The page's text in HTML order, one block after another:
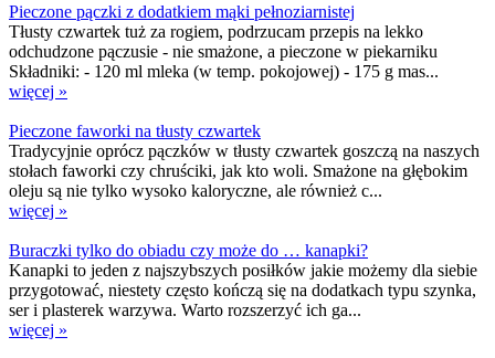
Pieczone pączki z dodatkiem mąki pełnoziarnistej
Tłusty czwartek tuż za rogiem, podrzucam przepis na lekko
odchudzone pączusie - nie smażone, a pieczone w piekarniku
Składniki: - 120 ml mleka (w temp. pokojowej) - 175 g mas...
więcej »
Pieczone faworki na tłusty czwartek
Tradycyjnie oprócz pączków w tłusty czwartek goszczą na naszych
stołach faworki czy chruściki, jak kto woli. Smażone na głębokim
oleju są nie tylko wysoko kaloryczne, ale również c...
więcej »
Buraczki tylko do obiadu czy może do … kanapki?
Kanapki to jeden z najszybszych posiłków jakie możemy dla siebie
przygotować, niestety często kończą się na dodatkach typu szynka,
ser i plasterek warzywa. Warto rozszerzyć ich ga...
więcej »